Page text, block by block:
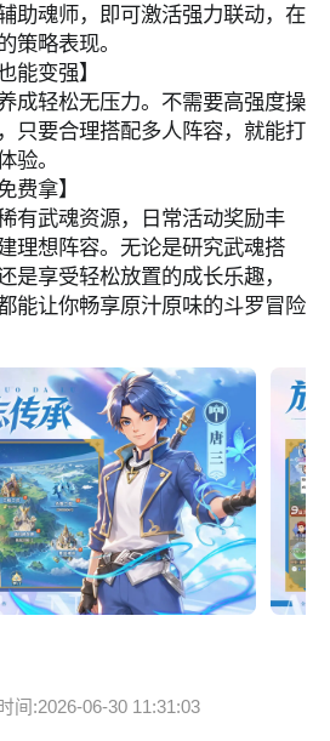
助魂师，即可激活强力联动，在
策略表现。
能变强】
成轻松无压力。不需要高强度操
只要合理搭配多人阵容，就能打
验。
费拿】
有武魂资源，日常活动奖励丰
理想阵容。无论是研究武魂搭
是享受轻松放置的成长乐趣，
能让你畅享原汁原味的斗罗冒险
间:2026-06-30 11:31:03